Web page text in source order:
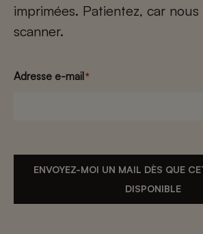
imprimées. Patientez, car
scanner.
Adresse e-mail*
ENVOYEZ-MOI UN MAIL DÈS QUE
DISPONIBLE